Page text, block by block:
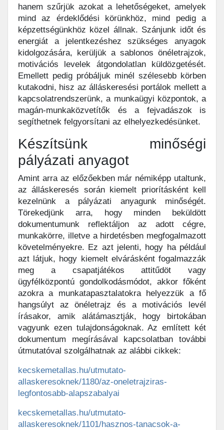
hanem szűrjük azokat a lehetőségeket, amelyek
mind az érdeklődési körünkhöz, mind pedig a
képzettségünkhöz közel állnak. Szánjunk időt és
energiát a jelentkezéshez szükséges anyagok
kidolgozására, kerüljük a sablonos önéletrajzok,
motivációs levelek átgondolatlan küldözgetését.
Emellett pedig próbáljuk minél szélesebb körben
kutakodni, hisz az álláskeresési portálok mellett a
kapcsolatrendszerünk, a munkaügyi központok, a
magán-munkaközvetítők és a fejvadászok is
segíthetnek felgyorsítani az elhelyezkedésünket.
Készítsünk minőségi
pályázati anyagot
Amint arra az előzőekben már némiképp utaltunk,
az álláskeresés során kiemelt priorításként kell
kezelnünk a pályázati anyagunk minőségét.
Törekedjünk arra, hogy minden beküldött
dokumentumunk reflektáljon az adott cégre,
munkakörre, illetve a hirdetésben megfogalmazott
követelményekre. Ez azt jelenti, hogy ha például
azt látjuk, hogy kiemelt elvárásként fogalmazzák
meg a csapatjátékos attitűdöt vagy
ügyfélközpontú gondolkodásmódot, akkor főként
azokra a munkatapasztalatokra helyezzük a fő
hangsúlyt az önéletrajz és a motivációs levél
írásakor, amik alátámasztják, hogy birtokában
vagyunk ezen tulajdonságoknak. Az említett két
dokumentum megírásával kapcsolatban további
útmutatóval szolgálhatnak az alábbi cikkek:
kecskemetallas.hu/utmutato-
allaskeresoknek/1180/az-oneletrajziras-
legfontosabb-alapszabalyai
kecskemetallas.hu/utmutato-
allaskeresoknek/1101/hasznos-tanacsok-a-